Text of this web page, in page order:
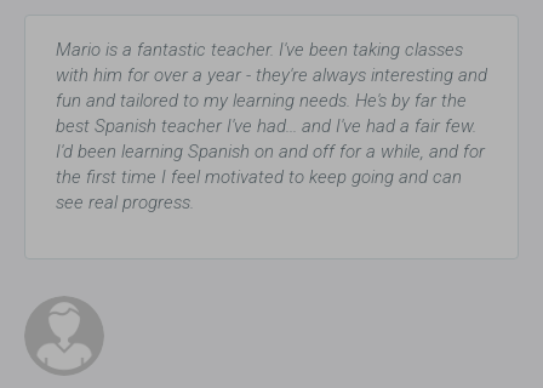
Mario is a fantastic teacher. I've been taking classes
with him for over a year - they're always interesting and
fun and tailored to my learning needs. He's by far the
best Spanish teacher I've had... and I've had a fair few.
I'd been learning Spanish on and off for a while, and for
the first time I feel motivated to keep going and can
see real progress.